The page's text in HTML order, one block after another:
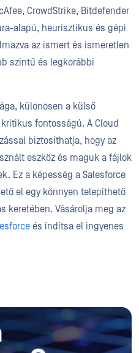
CrowdStrike, Bitdefender
alapú, heurisztikus és gépi
az ismert és ismeretlen
szintű és legkorábbi
különösen a külső
fontosságú. A Cloud
biztosíthatja, hogy az
eszköz és maguk a fájlok
Ez a képesség a Salesforce
el egy könnyen telepíthető
keretében. Vásárolja meg az
és indítsa el ingyenes